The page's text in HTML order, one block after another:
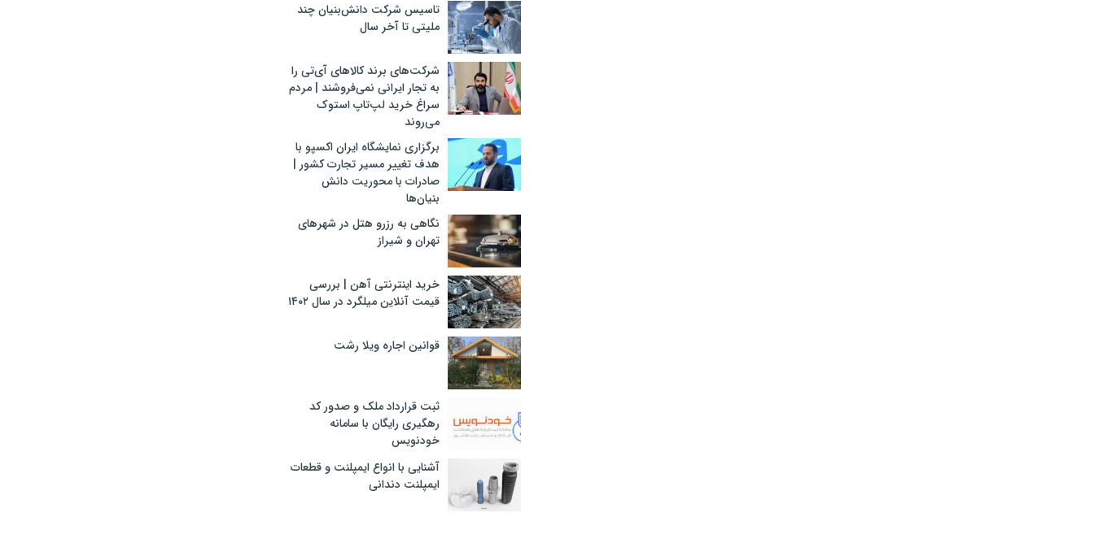
تاسیس شرکت دانش‌بنیان چند
ملیتی تا آخر سال
شرکت‌های برند کالاهای آی‌تی را
به تجار ایرانی نمی‌فروشند | مردم
سراغ خرید لپ‌تاپ استوک
می‌روند
برگزاری نمایشگاه ایران اکسپو با
هدف تغییر مسیر تجارت کشور |
صادرات با محوریت دانش
بنیان‌ها
نگاهی به رزرو هتل در شهرهای
تهران و شیراز
خرید اینترنتی آهن | بررسی
قیمت آنلاین میلگرد در سال ۱۴۰۲
قوانین اجاره ویلا رشت
ثبت قرارداد ملک و صدور کد
رهگیری رایگان با سامانه
خودنویس
آشنایی با انواع ایمپلنت و قطعات
ایمپلنت دندانی